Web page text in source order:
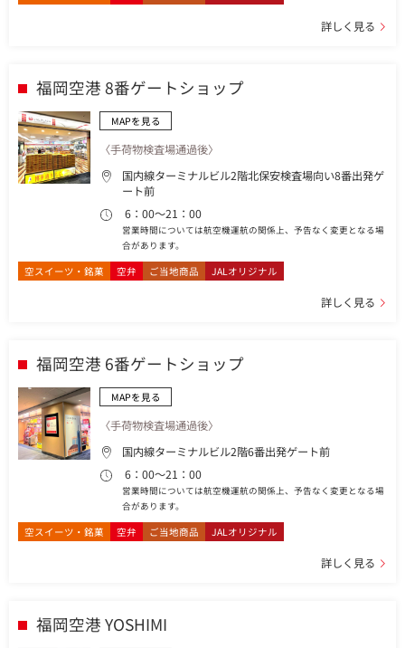
詳しく見る
福岡空港 8番ゲートショップ
MAPを見る
〈手荷物検査場通過後〉
国内線ターミナルビル2階北保安検査場向い8番出発ゲ
ート前
6：00～21：00
営業時間については航空機運航の関係上、予告なく変更となる場
合があります。
空スイーツ・銘菓 空弁 ご当地商品 JALオリジナル
詳しく見る
福岡空港 6番ゲートショップ
MAPを見る
〈手荷物検査場通過後〉
国内線ターミナルビル2階6番出発ゲート前
6：00～21：00
営業時間については航空機運航の関係上、予告なく変更となる場
合があります。
空スイーツ・銘菓 空弁 ご当地商品 JALオリジナル
詳しく見る
福岡空港 YOSHIMI